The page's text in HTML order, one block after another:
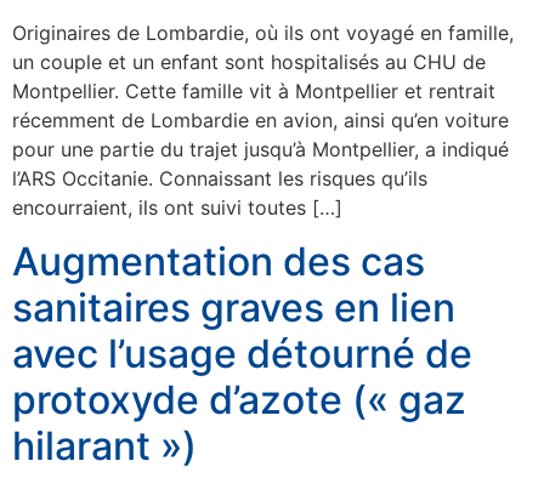
Originaires de Lombardie, où ils ont voyagé en famille,
un couple et un enfant sont hospitalisés au CHU de
Montpellier. Cette famille vit à Montpellier et rentrait
récemment de Lombardie en avion, ainsi qu’en voiture
pour une partie du trajet jusqu’à Montpellier, a indiqué
l’ARS Occitanie. Connaissant les risques qu’ils
encourraient, ils ont suivi toutes […]
Augmentation des cas
sanitaires graves en lien
avec l’usage détourné de
protoxyde d’azote (« gaz
hilarant »)